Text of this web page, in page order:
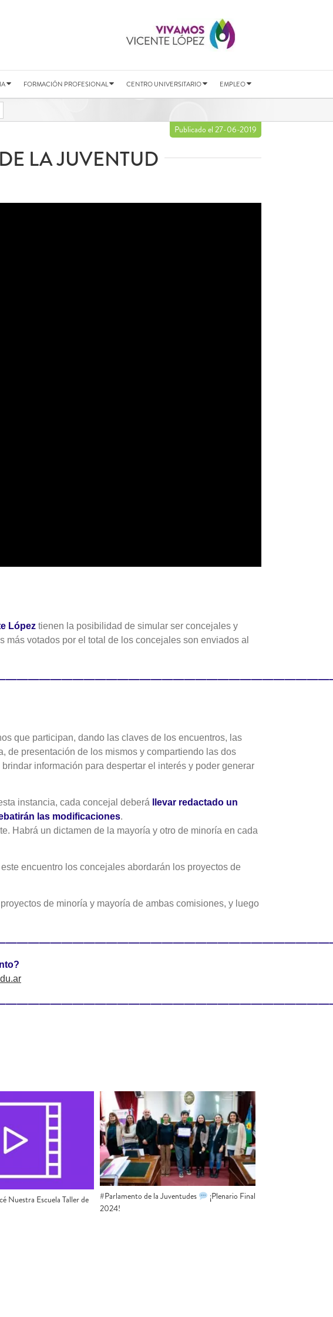
FORMACIÓN PROFESIONAL CENTRO UNIVERSITARIO EMPLEO
Publicado el 27-06-2019
LA JUVENTUD
López tienen la posibilidad de simular ser concejales y
votados por el total de los concejales son enviados al
que participan, dando las claves de los encuentros, las
de presentación de los mismos y compartiendo las dos
información para despertar el interés y poder generar
instancia, cada concejal deberá llevar redactado un
las modificaciones.
Habrá un dictamen de la mayoría y otro de minoría en cada
encuentro los concejales abordarán los proyectos de
de minoría y mayoría de ambas comisiones, y luego
Nuestra Escuela Taller de
#Parlamento de la Juventudes
¡Plenario Final
2024!